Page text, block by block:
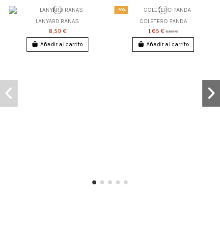
LANYARD RANAS
8,50 €
Añadir al carrito
-70%
COLETERO PANDA
1,65 €5,50 €
Añadir al carrito